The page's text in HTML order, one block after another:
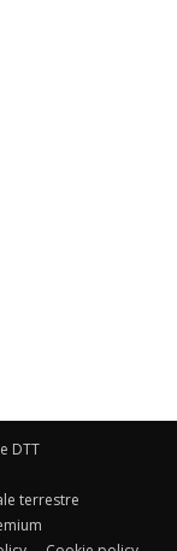
DTT
terrestre